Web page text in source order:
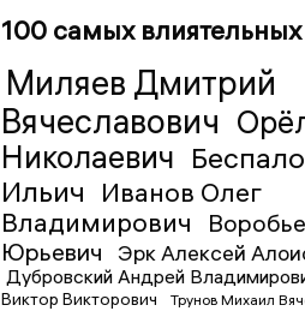
100 самых
Миляев Дмитрий
Вячеславович
Николаевич
Ильич
Иванов Олег
Владимирович
Юрьевич
Эрк Алексей
Дубровский Андрей
Виктор Викторович
Трунов Михаил